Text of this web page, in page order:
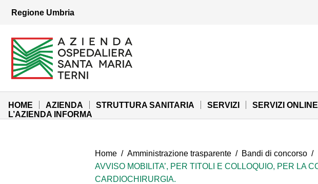
Vai al menu di navigazione
Regione Umbria
Azienda Ospedaliera Santa Maria di Terni
Sito Istituzionale
HOME AZIENDA STRUTTURA SANITARIA SERVIZI SERVIZI ONLINE
L’AZIENDA INFORMA
Home / Amministrazione trasparente / Bandi di concorso /
AVVISO MOBILITA’, PER TITOLI E COLLOQUIO, PER LA
CARDIOCHIRURGIA.